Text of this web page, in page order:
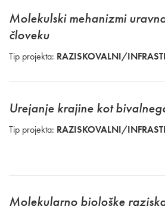
Molekulski mehanizmi
človeku
Tip projekta: RAZISKOVALNI/
Urejanje krajine kot
Tip projekta: RAZISKOVALNI/
Molekularno biološke